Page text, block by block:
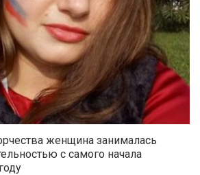
женщина занималась
с самого начала